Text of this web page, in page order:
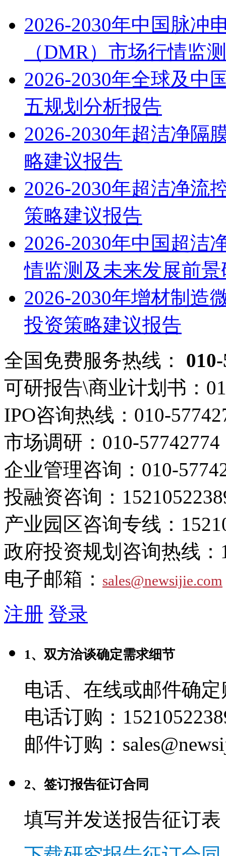
2026-2030年中国脉冲
（DMR）市场行情监
2026-2030年全球及中
五规划分析报告
2026-2030年超洁净隔
略建议报告
2026-2030年超洁净流
策略建议报告
2026-2030年中国超洁
情监测及未来发展前
2026-2030年增材制造
投资策略建议报告
全国免费服务热线：
可研报告\商业计划书：
IPO咨询热线： 010-
市场调研： 010-57742774
企业管理咨询： 010-
投融资咨询：
产业园区咨询专线：
政府投资规划咨询热线：
电子邮箱： sales@newsijie.com
注册 登录
1、双方洽谈确定需求细节
电话、在线或邮件确
电话订购：
邮件订购：
2、签订报告征订合同
填写并发送报告征订表